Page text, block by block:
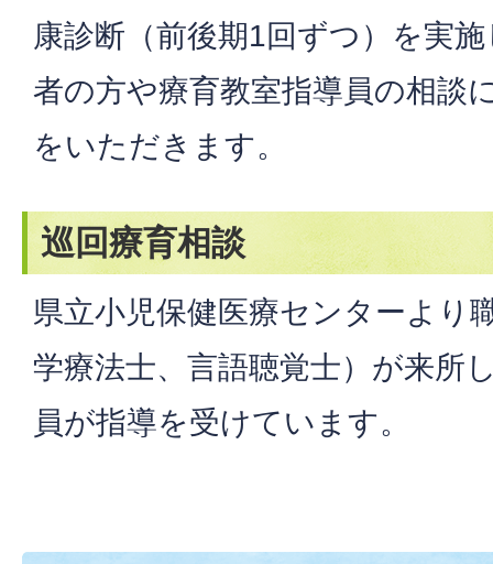
康診断（前後期1回ずつ）を実
者の方や療育教室指導員の相談
をいただきます。
巡回療育相談
県立小児保健医療センターより
学療法士、言語聴覚士）が来所
員が指導を受けています。